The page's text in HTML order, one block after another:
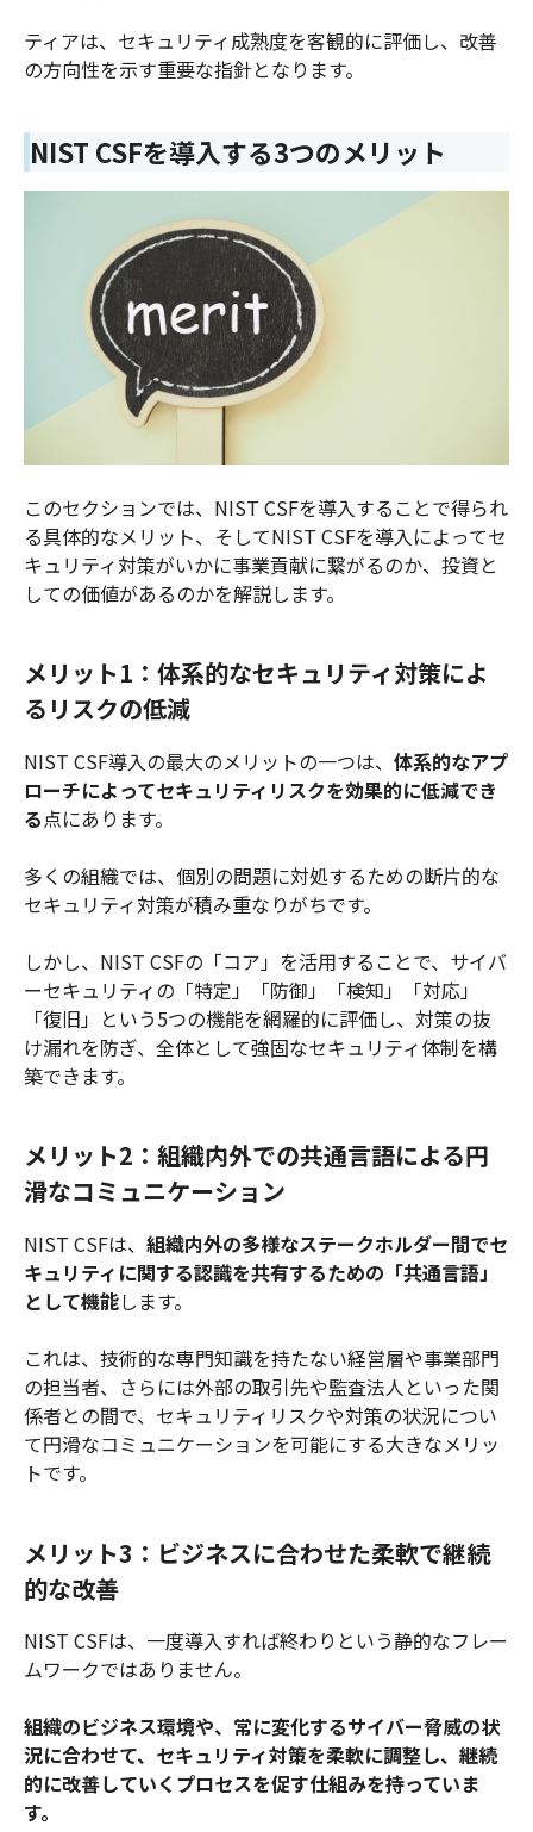
ティアは、セキュリティ成熟度を客観的に評価し、改善
の方向性を示す重要な指針となります。
NIST CSFを導入する3つのメリット
このセクションでは、NIST CSFを導入することで得られ
る具体的なメリット、そしてNIST CSFを導入によってセ
キュリティ対策がいかに事業貢献に繋がるのか、投資と
しての価値があるのかを解説します。
メリット1：体系的なセキュリティ対策によ
るリスクの低減
NIST CSF導入の最大のメリットの一つは、 体系的なアプ
ローチによってセキュリティリスクを効果的に低減でき
る点にあります。
多くの組織では、個別の問題に対処するための断片的な
セキュリティ対策が積み重なりがちです。
しかし、NIST CSFの「コア」を活用することで、サイバ
ーセキュリティの「特定」「防御」「検知」「対応」
「復旧」という5つの機能を網羅的に評価し、対策の抜
け漏れを防ぎ、全体として強固なセキュリティ体制を構
築できます。
メリット2：組織内外での共通言語による円
滑なコミュニケーション
NIST CSFは、 組織内外の多様なステークホルダー間でセ
キュリティに関する認識を共有するための「共通言語」
として機能します。
これは、技術的な専門知識を持たない経営層や事業部門
の担当者、さらには外部の取引先や監査法人といった関
係者との間で、セキュリティリスクや対策の状況につい
て円滑なコミュニケーションを可能にする大きなメリッ
トです。
メリット3：ビジネスに合わせた柔軟で継続
的な改善
NIST CSFは、一度導入すれば終わりという静的なフレー
ムワークではありません。
組織のビジネス環境や、常に変化するサイバー脅威の状
況に合わせて、セキュリティ対策を柔軟に調整し、継続
的に改善していくプロセスを促す仕組みを持っていま
す。